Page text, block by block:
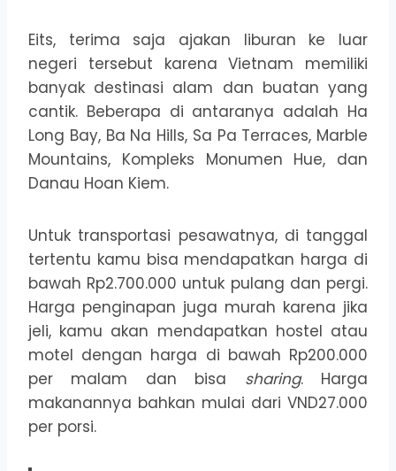
Eits, terima saja ajakan liburan ke luar
negeri tersebut karena Vietnam memiliki
banyak destinasi alam dan buatan yang
cantik. Beberapa di antaranya adalah Ha
Long Bay, Ba Na Hills, Sa Pa Terraces, Marble
Mountains, Kompleks Monumen Hue, dan
Danau Hoan Kiem.
Untuk transportasi pesawatnya, di tanggal
tertentu kamu bisa mendapatkan harga di
bawah Rp2.700.000 untuk pulang dan pergi.
Harga penginapan juga murah karena jika
jeli, kamu akan mendapatkan hostel atau
motel dengan harga di bawah Rp200.000
per malam dan bisa sharing. Harga
makanannya bahkan mulai dari VND27.000
per porsi.